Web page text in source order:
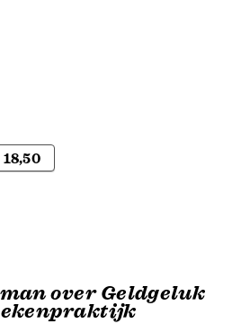
18,50
over Geldgeluk